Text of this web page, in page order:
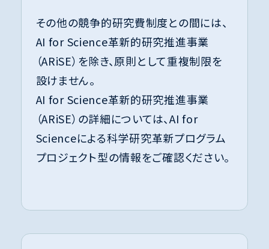
その他の競争的研究費制度との間には、
AI for Science革新的研究推進事業
（ARiSE）を除き、原則として重複制限を
設けません。
AI for Science革新的研究推進事業
（ARiSE）の詳細については、AI for
Scienceによる科学研究革新プログラム
プロジェクト型の情報をご確認ください。